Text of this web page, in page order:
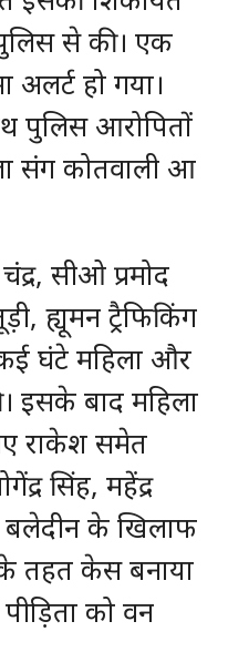
से की। एक
हो गया।
पुलिस आरोपितों
संग कोतवाली आ
सीओ प्रमोद
ह्यूमन ट्रैफिकिंग
कई घंटे महिला और
इसके बाद महिला
राकेश समेत
सिंह, महेंद्र
के खिलाफ
तहत केस बनाया
को वन